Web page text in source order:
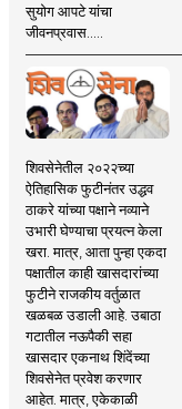
सुयोग आपटे यांचा
जीवनप्रवास.....
शिवसेनेतील २०२२च्या
ऐतिहासिक फुटीनंतर उद्धव
ठाकरे यांच्या पक्षाने नव्याने
उभारी घेण्याचा प्रयत्न केला
खरा. मात्र, आता पुन्हा एकदा
पक्षातील काही खासदारांच्या
फुटीने राजकीय वर्तुळात
खळबळ उडाली आहे. उबाठा
गटातील नऊपैकी सहा
खासदार एकनाथ शिंदेंच्या
शिवसेनेत प्रवेश करणार
आहेत. मात्र, एकेकाळी